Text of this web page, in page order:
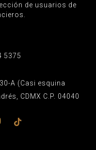
de usuarios de
5375
A (Casi esquina
CDMX C.P. 04040